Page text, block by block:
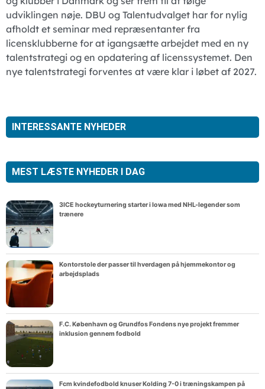
udviklingen nøje. DBU og Talentudvalget har for nylig
afholdt et seminar med repræsentanter fra
licensklubberne for at igangsætte arbejdet med en ny
talentstrategi og en opdatering af licenssystemet. Den
nye talentstrategi forventes at være klar i løbet af 2027.
INTERESSANTE NYHEDER
MEST LÆSTE NYHEDER I DAG
3ICE hockeyturnering starter i Iowa med NHL-legender som
trænere
Kontorstole der passer til hverdagen på hjemmekontor og
arbejdsplads
F.C. København og Grundfos Fondens nye projekt fremmer
inklusion gennem fodbold
Fcm kvindefodbold knuser Kolding 7-0 i træningskampen på